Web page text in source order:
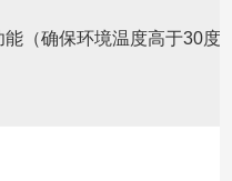
能（确保环境温度高于30度